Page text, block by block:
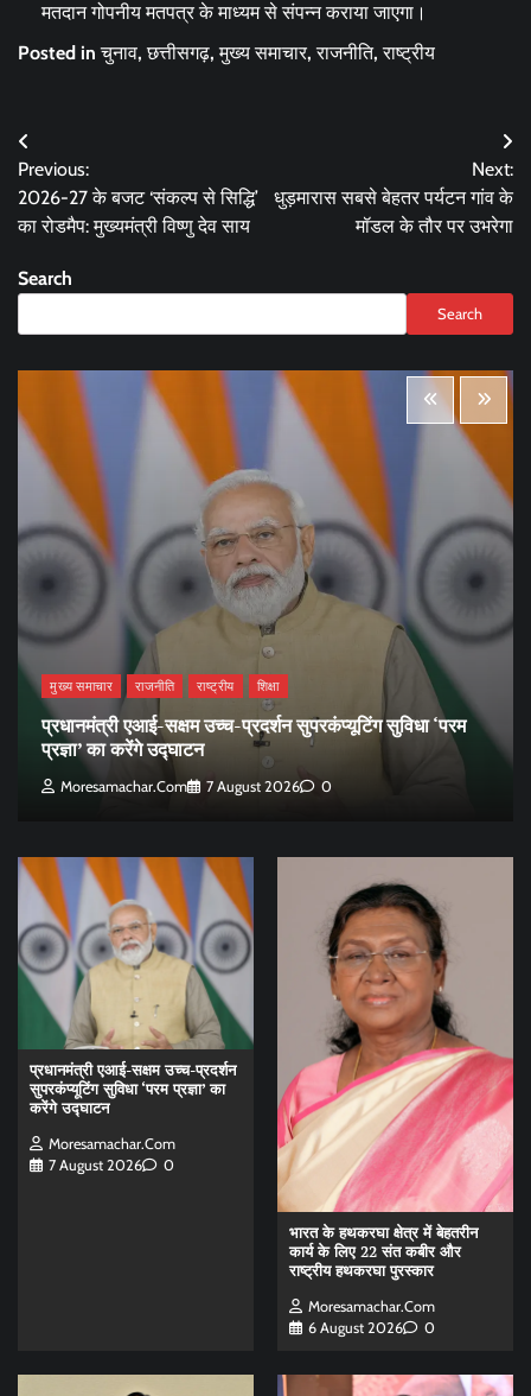
मतदान गोपनीय मतपत्र के माध्यम से संपन्न कराया जाएगा।
Posted inचुनाव,छत्तीसगढ़,मुख्य समाचार,राजनीति,राष्ट्रीय
Post
navigation
Previous:
2026-27 के बजट ‘संकल्प से सिद्धि’
का रोडमैप: मुख्यमंत्री विष्णु देव साय
Next:
धुड़मारास सबसे बेहतर पर्यटन गांव के
मॉडल के तौर पर उभरेगा
Search
Search
मुख्य समाचार राजनीति राष्ट्रीय शिक्षा
प्रधानमंत्री एआई-सक्षम उच्च-प्रदर्शन सुपरकंप्यूटिंग सुविधा ‘परम
प्रज्ञा’ का करेंगे उद्घाटन
Moresamachar.com 7 August 2026 0
प्रधानमंत्री एआई-सक्षम उच्च-प्रदर्शन
सुपरकंप्यूटिंग सुविधा ‘परम प्रज्ञा’ का
करेंगे उद्घाटन
Moresamachar.com
7 August 2026
0
भारत के हथकरघा क्षेत्र में बेहतरीन
कार्य के लिए 22 संत कबीर और
राष्ट्रीय हथकरघा पुरस्कार
Moresamachar.com
6 August 2026
0